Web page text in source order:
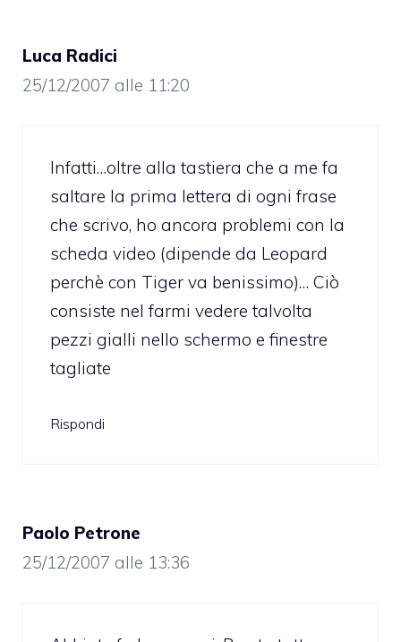
Luca Radici
25/12/2007 alle 11:20
Infatti…oltre alla tastiera che a me fa
saltare la prima lettera di ogni frase
che scrivo, ho ancora problemi con la
scheda video (dipende da Leopard
perchè con Tiger va benissimo)… Ciò
consiste nel farmi vedere talvolta
pezzi gialli nello schermo e finestre
tagliate
Rispondi
Paolo Petrone
25/12/2007 alle 13:36